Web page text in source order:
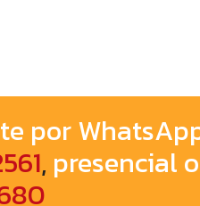
por
, presencial